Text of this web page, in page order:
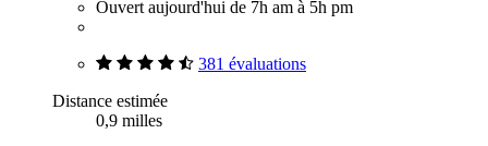
Ouvert aujourd'hui de 7h am à 5h pm
381 évaluations
Distance estimée
0,9 milles